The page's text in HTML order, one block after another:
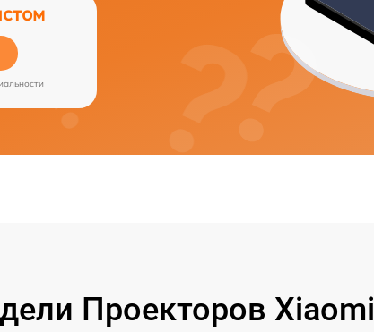
Проекторов Xiaomi